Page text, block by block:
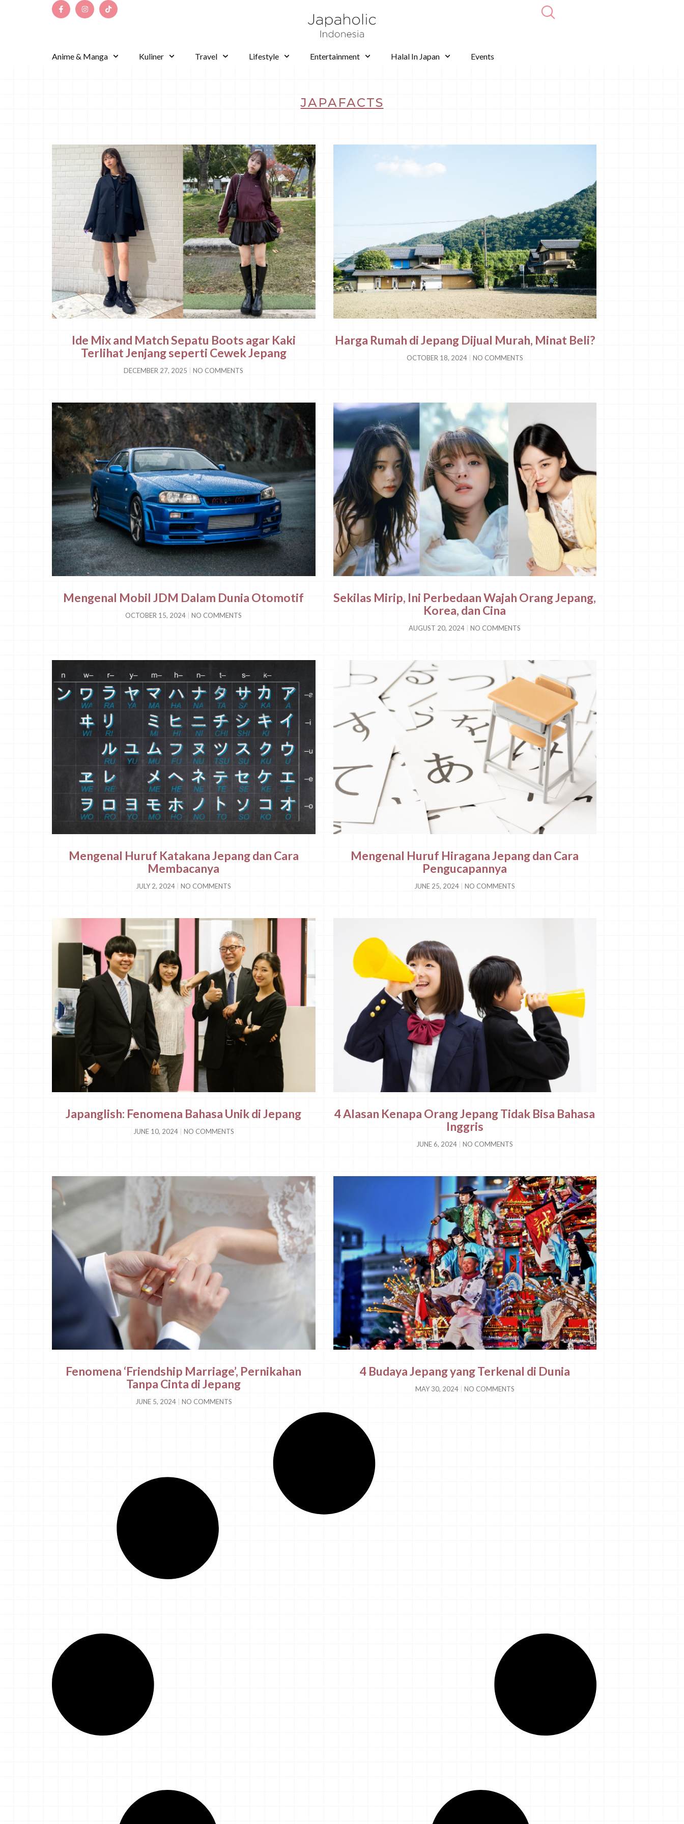
Anime & Manga Kuliner Travel Lifestyle Entertainment Halal In Japan Events
JAPAFACTS
Ide Mix and Match Sepatu Boots agar Kaki
Terlihat Jenjang seperti Cewek Jepang
DECEMBER 27, 2025 NO COMMENTS
Harga Rumah di Jepang Dijual Murah, Minat Beli?
OCTOBER 18, 2024 NO COMMENTS
Mengenal Mobil JDM Dalam Dunia Otomotif
OCTOBER 15, 2024 NO COMMENTS
Sekilas Mirip, Ini Perbedaan Wajah Orang Jepang,
Korea, dan Cina
AUGUST 20, 2024 NO COMMENTS
Mengenal Huruf Katakana Jepang dan Cara
Membacanya
JULY 2, 2024 NO COMMENTS
Mengenal Huruf Hiragana Jepang dan Cara
Pengucapannya
JUNE 25, 2024 NO COMMENTS
Japanglish: Fenomena Bahasa Unik di Jepang
JUNE 10, 2024 NO COMMENTS
4 Alasan Kenapa Orang Jepang Tidak Bisa Bahasa
Inggris
JUNE 6, 2024 NO COMMENTS
Fenomena ‘Friendship Marriage’, Pernikahan
Tanpa Cinta di Jepang
JUNE 5, 2024 NO COMMENTS
4 Budaya Jepang yang Terkenal di Dunia
MAY 30, 2024 NO COMMENTS